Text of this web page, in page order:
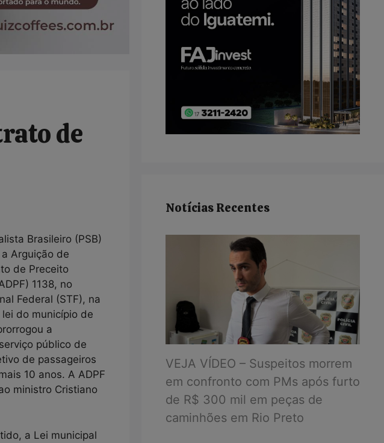
de
Brasileiro (PSB)
Arguição de
de Preceito
1138, no
Federal (STF), na
do município de
a
público de
de passageiros
10 anos. A ADPF
ministro Cristiano
a Lei municipal
Notícias Recentes
VEJA VÍDEO – Suspeitos morrem
em confronto com PMs após furto
de R$ 300 mil em peças de
caminhões em Rio Preto